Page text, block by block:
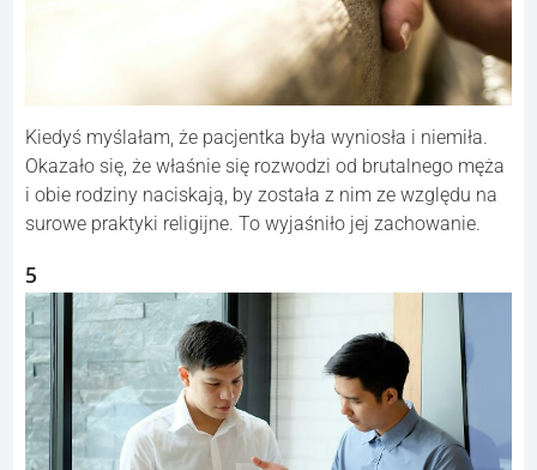
Kiedyś myślałam, że pacjentka była wyniosła i niemiła.
Okazało się, że właśnie się rozwodzi od brutalnego męża
i obie rodziny naciskają, by została z nim ze względu na
surowe praktyki religijne. To wyjaśniło jej zachowanie.
5